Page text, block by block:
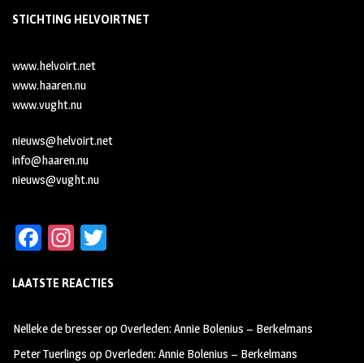
STICHTING HELVOIRTNET
www.helvoirt.net
www.haaren.nu
www.vught.nu
nieuws@helvoirt.net
info@haaren.nu
nieuws@vught.nu
Fa
b
oo
k
In
ag
m
tt
LAATSTE REACTIES
Nelleke de bresseropOverleden: Annie Bolenius – Berkelmans
Peter Tuerlings opOverleden: Annie Bolenius – Berkelmans